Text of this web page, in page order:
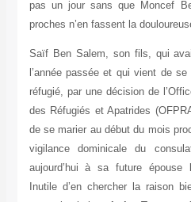
pas un jour sans que Moncef
proches n’en fassent la
Saïf Ben Salem, son fils, qui
l’année passée et qui vient de
réfugié, par une décision de
des Réfugiés et Apatrides
de se marier au début du mois
vigilance dominicale du
aujourd’hui à sa future épouse
Inutile d’en chercher la raison